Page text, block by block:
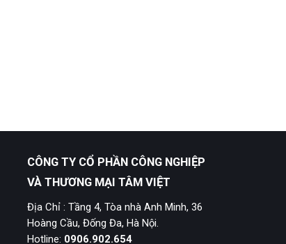
CÔNG TY CỔ PHẦN CÔNG NGHIỆP
VÀ THƯƠNG MẠI TÂM VIỆT
Địa Chỉ : Tầng 4, Tòa nhà Anh Minh, 36
Hoàng Cầu, Đống Đa, Hà Nội.
Hotline: 0906.902.654